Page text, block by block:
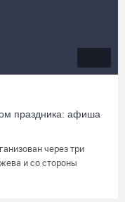
праздника: афиша
через три
и со стороны